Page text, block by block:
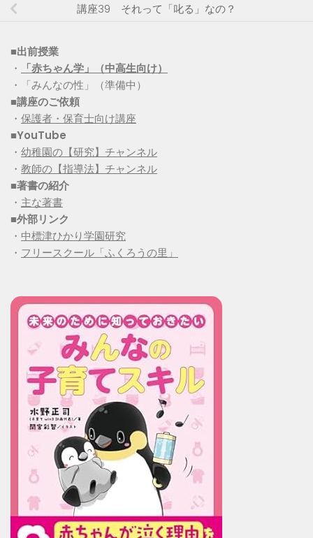
講座39 それって「叱る」なの？
■出前授業
・
「赤ちゃん学」（中高生向け）
・「みんなの性」（準備中）
■講座のご依頼
・ 保護者・保育士向け講座
■YouTube
・ 幼稚園の【研究】チャンネル
・ 教師の【指導法】チャンネル
■著書の紹介
・ 主な著書
■外部リンク
・ 中標津ひかり学園研究
・ フリースクール「ふくろうの里」